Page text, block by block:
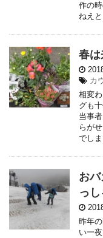
作の
ねえ
春は
カ
相変
グも
当事
らが
でし
お
っし
昨年
い一